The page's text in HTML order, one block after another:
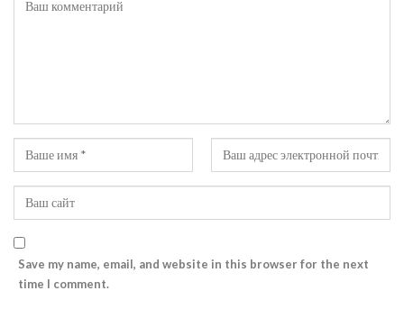
Save my name, email, and website in this browser for the next
time I comment.